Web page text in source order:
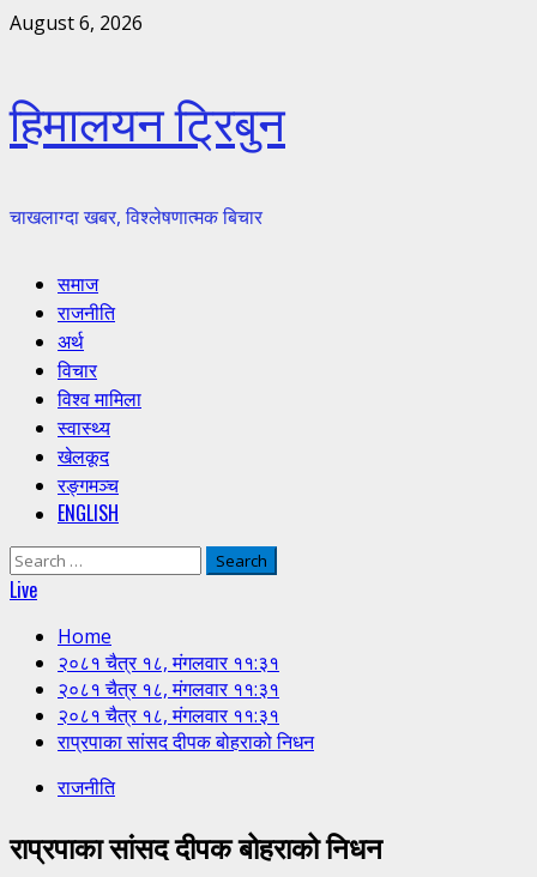
Skip
August 6, 2026
हिमालयन ट्रिबुन
चाखलाग्दा खबर, विश्लेषणात्मक बिचार
Menuसमाज
राजनीति
अर्थ
विचार
विश्व मामिला
स्वास्थ्य
खेलकूद
रङ्गमञ्च
ENGLISH
Search
for:
Live
Home
२०८१ चैत्र १८, मंगलवार ११:३१
२०८१ चैत्र १८, मंगलवार ११:३१
२०८१ चैत्र १८, मंगलवार ११:३१
राप्रपाका सांसद दीपक बोहराको निधन
राजनीति
राप्रपाका सांसद दीपक बोहराको निधन